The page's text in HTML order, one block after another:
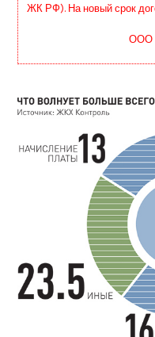
ЖК РФ). На новый срок
ООО